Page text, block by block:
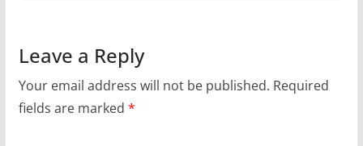
Leave a Reply
Your email address will not be published. Required
fields are marked *